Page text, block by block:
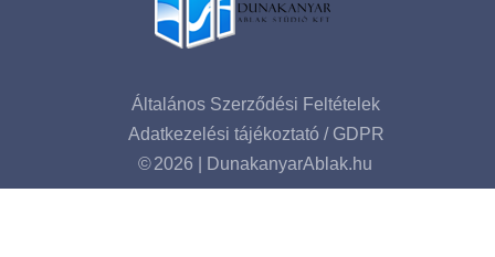
Általános Szerződési Feltételek
Adatkezelési tájékoztató / GDPR
© 2026 | DunakanyarAblak.hu